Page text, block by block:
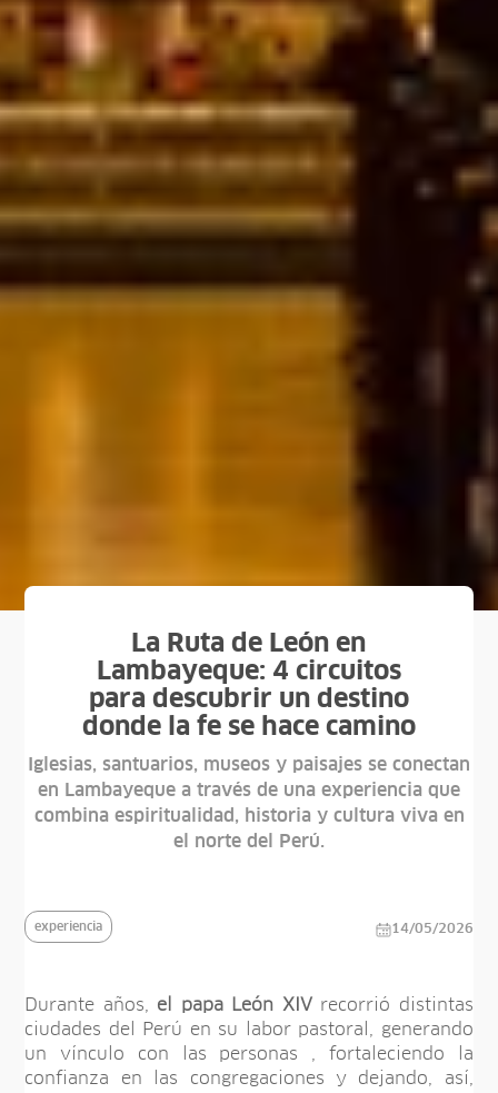
La Ruta de León en
Lambayeque: 4 circuitos
para descubrir un destino
donde la fe se hace camino
Iglesias, santuarios, museos y paisajes se conectan
en Lambayeque a través de una experiencia que
combina espiritualidad, historia y cultura viva en
el norte del Perú.
experiencia 14/05/2026
Durante años, el papa León XIVrecorrió distintas
ciudades del Perú en su labor pastoral, generando
un vínculo con las personas , fortaleciendo la
confianza en las congregaciones y dejando, así,